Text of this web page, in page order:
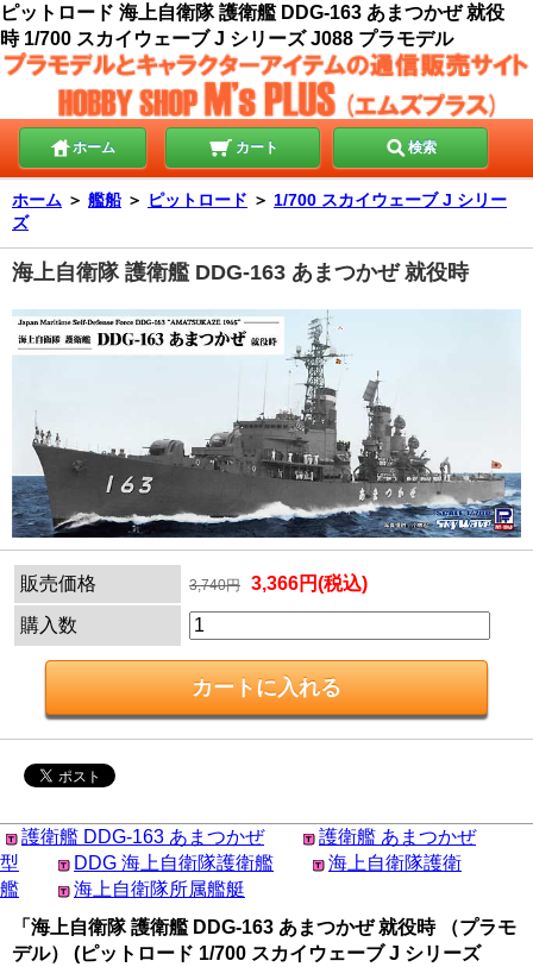
ピットロード 海上自衛隊 護衛艦 DDG-163 あまつかぜ 就役
時 1/700 スカイウェーブ J シリーズ J088 プラモデル
ホーム カート 検索
ホーム ＞ 艦船＞ ピットロード ＞ 1/700 スカイウェーブ J シリー
ズ
海上自衛隊 護衛艦 DDG-163 あまつかぜ 就役時
販売価格 3,740円 3,366円(税込)
購入数
護衛艦 DDG-163 あまつかぜ
護衛艦 あまつかぜ
型
DDG 海上自衛隊護衛艦
海上自衛隊護衛
艦
海上自衛隊所属艦艇
「海上自衛隊 護衛艦 DDG-163 あまつかぜ 就役時 （プラモ
デル） (ピットロード 1/700 スカイウェーブ J シリーズ